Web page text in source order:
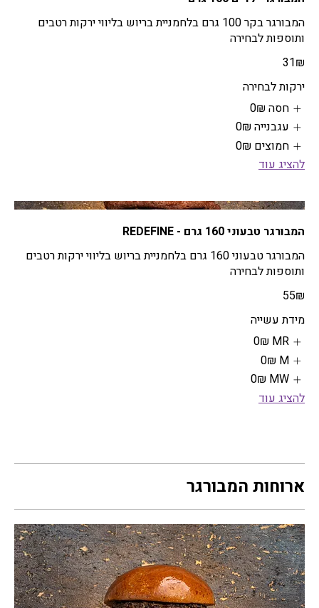
המבורגר בקר 100 גרם בלחמניית בריוש בליווי ירקות רטבים
ותוספות לבחירה
‏31 ‏₪
ירקות לבחירה
חסה ‏0 ‏₪
עגבנייה ‏0 ‏₪
חמוצים ‏0 ‏₪
להציג עוד
המבורגר טבעוני 160 גרם - REDEFINE
המבורגר טבעוני 160 גרם בלחמניית בריוש בליווי ירקות רטבים
ותוספות לבחירה
‏55 ‏₪
מידת עשייה
MR
‏0 ‏₪
M
‏0 ‏₪
MW
‏0 ‏₪
להציג עוד
ארוחות המבורגר